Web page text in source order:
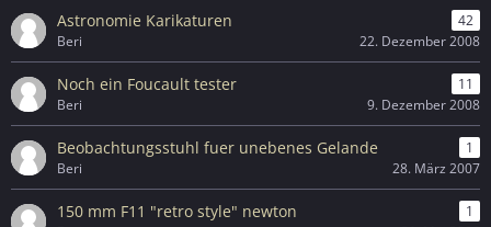
Astronomie Karikaturen
42
Beri
22. Dezember 2008
Noch ein Foucault tester
11
Beri
9. Dezember 2008
Beobachtungsstuhl fuer unebenes Gelande
1
Beri
28. März 2007
150 mm F11 "retro style" newton
1